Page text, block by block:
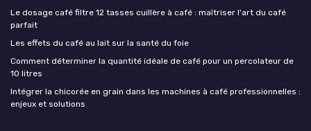
Le dosage café filtre 12 tasses cuillère à café : maîtriser l'art du café
parfait
Les effets du café au lait sur la santé du foie
Comment déterminer la quantité idéale de café pour un percolateur de
10 litres
Intégrer la chicorée en grain dans les machines à café professionnelles :
enjeux et solutions